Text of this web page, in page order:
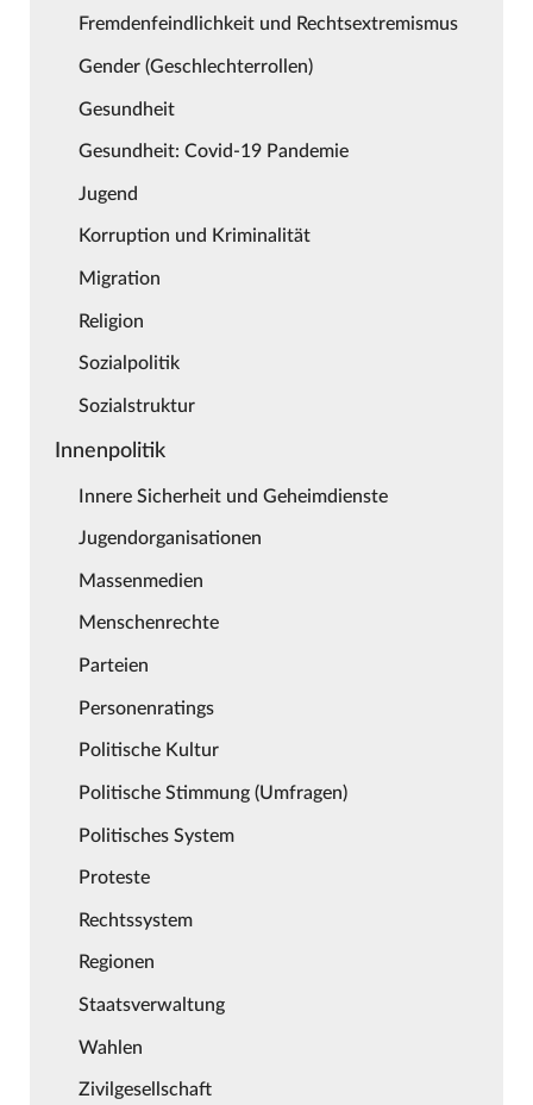
Fremdenfeindlichkeit und Rechtsextremismus
Gender (Geschlechterrollen)
Gesundheit
Gesundheit: Covid-19 Pandemie
Jugend
Korruption und Kriminalität
Migration
Religion
Sozialpolitik
Sozialstruktur
Innenpolitik
Innere Sicherheit und Geheimdienste
Jugendorganisationen
Massenmedien
Menschenrechte
Parteien
Personenratings
Politische Kultur
Politische Stimmung (Umfragen)
Politisches System
Proteste
Rechtssystem
Regionen
Staatsverwaltung
Wahlen
Zivilgesellschaft